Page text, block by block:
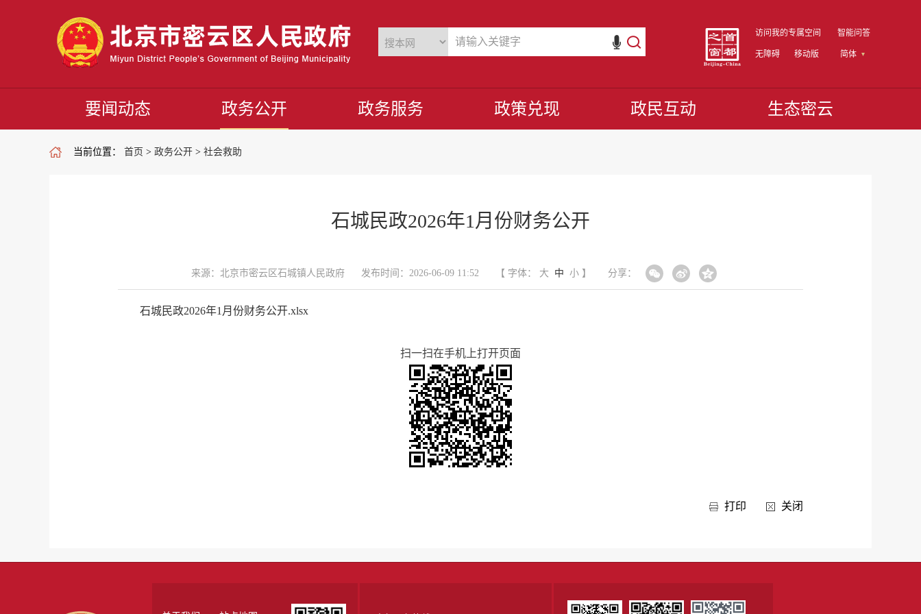
访问我的专属空间 智能问答
无障碍 移动版 简体
要闻动态 政务公开 政务服务 政策兑现 政民互动 生态密云
当前位置： 首页 > 政务公开 > 社会救助
石城民政2026年1月份财务公开
来源：北京市密云区石城镇人民政府 发布时间：2026-06-09 11:52 【 字体： 大 中 小】 分享：
石城民政2026年1月份财务公开.xlsx
扫一扫在手机上打开页面
打印 关闭